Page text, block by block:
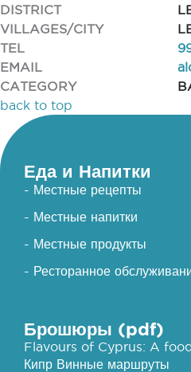
DISTRICT
VILLAGES/CITY
TEL
EMAIL
CATEGORY
back to top
Еда и Напитки
- Местные рецепты
- Местные напитки
- Местные продукты
- Ресторанное
Брошюры (pdf)
Flavours of Cyprus: A
Кипр Винные маршруты